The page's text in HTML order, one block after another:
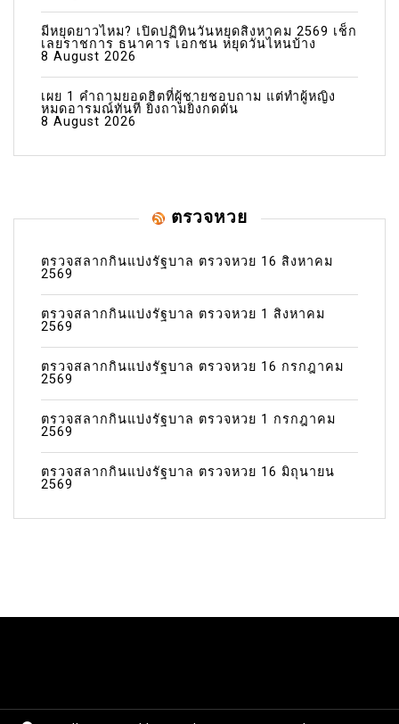
มีหยุดยาวไหม? เปิดปฏิทินวันหยุดสิงหาคม 2569 เช็ก
เลยราชการ ธนาคาร เอกชน หยุดวันไหนบ้าง
8 August 2026
เผย 1 คำถามยอดฮิตที่ผู้ชายชอบถาม แต่ทำผู้หญิง
หมดอารมณ์ทันที ยิ่งถามยิ่งกดดัน
8 August 2026
ตรวจหวย
ตรวจสลากกินแบ่งรัฐบาล ตรวจหวย 16 สิงหาคม
2569
ตรวจสลากกินแบ่งรัฐบาล ตรวจหวย 1 สิงหาคม
2569
ตรวจสลากกินแบ่งรัฐบาล ตรวจหวย 16 กรกฎาคม
2569
ตรวจสลากกินแบ่งรัฐบาล ตรวจหวย 1 กรกฎาคม
2569
ตรวจสลากกินแบ่งรัฐบาล ตรวจหวย 16 มิถุนายน
2569